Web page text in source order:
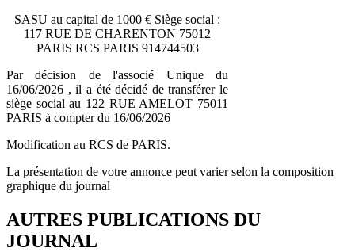
SASU au capital de 1000 € Siège social :
117 RUE DE CHARENTON 75012
PARIS RCS PARIS 914744503
Par décision de l'associé Unique du
16/06/2026 , il a été décidé de transférer le
siège social au 122 RUE AMELOT 75011
PARIS à compter du 16/06/2026
Modification au RCS de PARIS.
La présentation de votre annonce peut varier selon la composition
graphique du journal
AUTRES PUBLICATIONS DU
JOURNAL